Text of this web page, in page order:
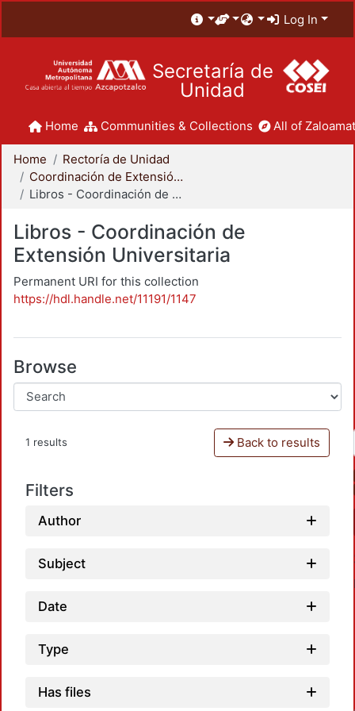
Log In
Secretaría de
Unidad
Home Communities & Collections All of
Home
Rectoría de Unidad
Coordinación de Extensión Universitaria
Libros - Coordinación de Extensión Universitaria
Libros - Coordinación de
Extensión Universitaria
Permanent URI for this collection
https://hdl.handle.net/11191/1147
Browse
1 results Back to results
Filters
Author
Subject
Date
Type
Has files